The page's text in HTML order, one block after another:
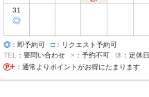
31
◎
◎ ：即予約可 □ ：リクエスト予約可
TEL
：要問い合わせ × ：予約不可 休 ：定休日
：通常よりポイントがお得にたまります